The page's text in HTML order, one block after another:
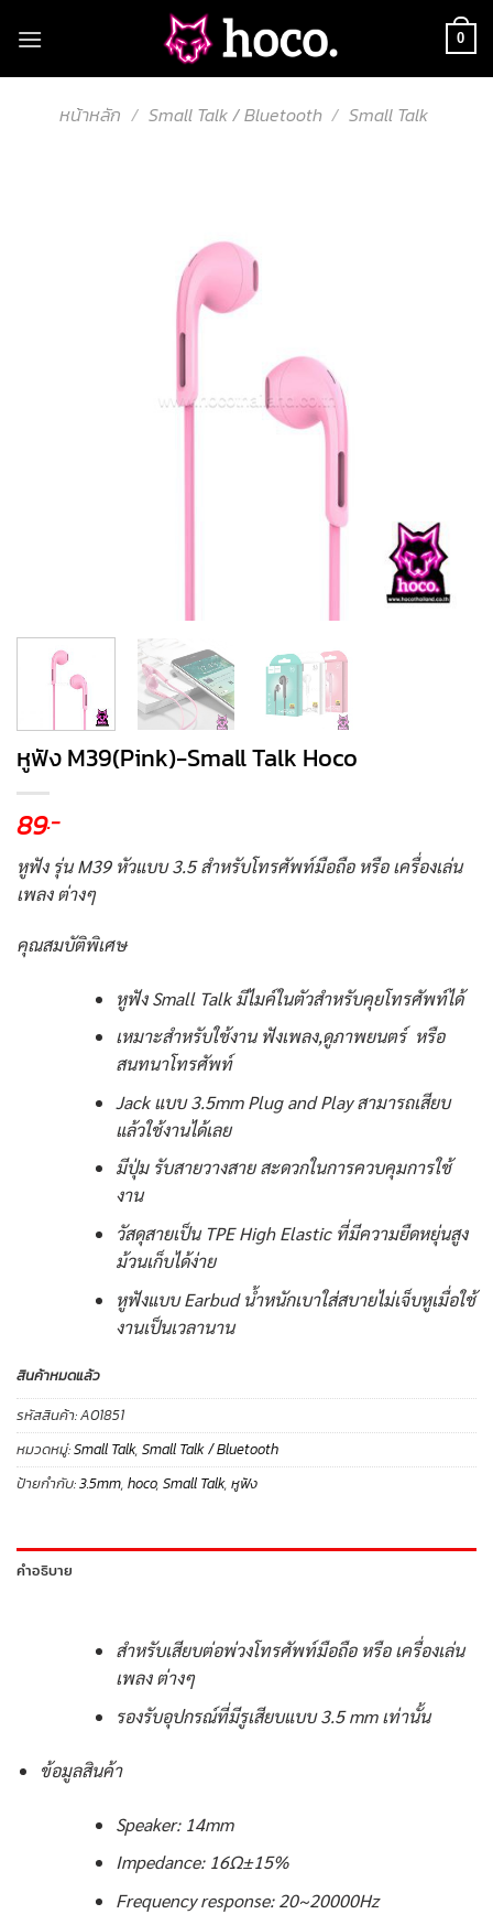
0
หน้าหลัก / Small Talk / Bluetooth / Small Talk
หูฟัง M39(Pink)-Small Talk Hoco
89.-
หูฟัง รุ่น M39 หัวแบบ 3.5 สำหรับโทรศัพท์มือถือ หรือ เครื่องเล่น
เพลง ต่างๆ
คุณสมบัติพิเศษ
หูฟัง Small Talk มีไมค์ในตัวสำหรับคุยโทรศัพท์ได้
เหมาะสำหรับใช้งาน ฟังเพลง,ดูภาพยนตร์ หรือ
สนทนาโทรศัพท์
Jack แบบ 3.5mm Plug and Play สามารถเสียบ
แล้วใช้งานได้เลย
มีปุ่ม รับสายวางสาย สะดวกในการควบคุมการใช้
งาน
วัสดุสายเป็น TPE High Elastic ที่มีความยืดหยุ่นสูง
ม้วนเก็บได้ง่าย
หูฟังแบบ Earbud น้ำหนักเบาใส่สบายไม่เจ็บหูเมื่อใช้
งานเป็นเวลานาน
สินค้าหมดแล้ว
รหัสสินค้า:A01851
หมวดหมู่:Small Talk, Small Talk / Bluetooth
ป้ายกำกับ:3.5mm, hoco, Small Talk, หูฟัง
คำอธิบาย
สำหรับเสียบต่อพ่วงโทรศัพท์มือถือ หรือ เครื่องเล่น
เพลง ต่างๆ
รองรับอุปกรณ์ที่มีรูเสียบแบบ 3.5 mm เท่านั้น
ข้อมูลสินค้า
Speaker: 14mm
Impedance: 16Ω±15%
Frequency response: 20~20000Hz